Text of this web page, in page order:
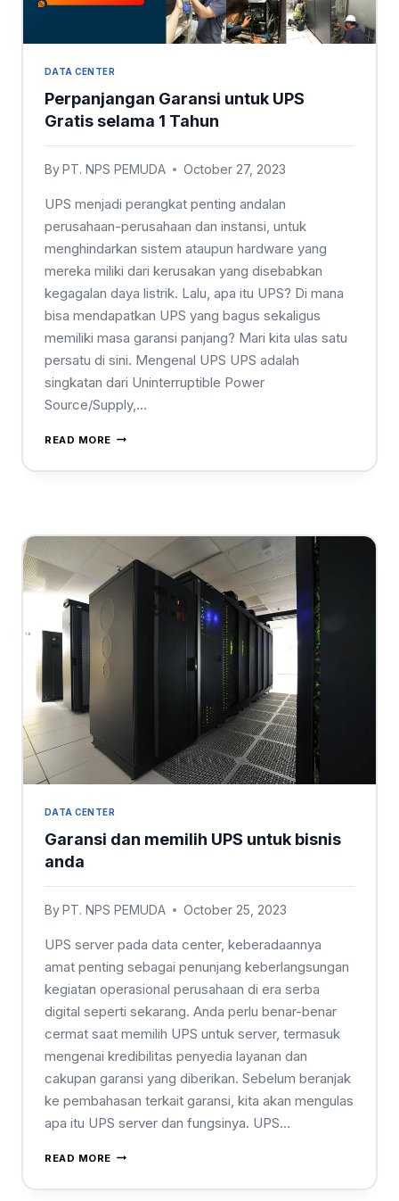
DATA CENTER
Perpanjangan Garansi untuk UPS
Gratis selama 1 Tahun
ByPT. NPS PEMUDA October 27, 2023
UPS menjadi perangkat penting andalan
perusahaan-perusahaan dan instansi, untuk
menghindarkan sistem ataupun hardware yang
mereka miliki dari kerusakan yang disebabkan
kegagalan daya listrik. Lalu, apa itu UPS? Di mana
bisa mendapatkan UPS yang bagus sekaligus
memiliki masa garansi panjang? Mari kita ulas satu
persatu di sini. Mengenal UPS UPS adalah
singkatan dari Uninterruptible Power
Source/Supply,…
READ MORE
DATA CENTER
Garansi dan memilih UPS untuk bisnis
anda
ByPT. NPS PEMUDA October 25, 2023
UPS server pada data center, keberadaannya
amat penting sebagai penunjang keberlangsungan
kegiatan operasional perusahaan di era serba
digital seperti sekarang. Anda perlu benar-benar
cermat saat memilih UPS untuk server, termasuk
mengenai kredibilitas penyedia layanan dan
cakupan garansi yang diberikan. Sebelum beranjak
ke pembahasan terkait garansi, kita akan mengulas
apa itu UPS server dan fungsinya. UPS…
READ MORE